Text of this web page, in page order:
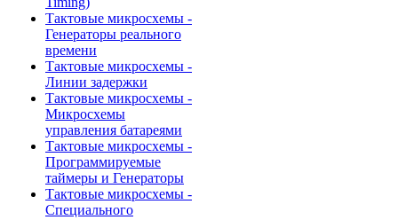
Тактовые микросхемы -
Генераторы реального
времени
Тактовые микросхемы -
Линии задержки
Тактовые микросхемы -
Микросхемы
управления батареями
Тактовые микросхемы -
Программируемые
таймеры и Генераторы
Тактовые микросхемы -
Специального